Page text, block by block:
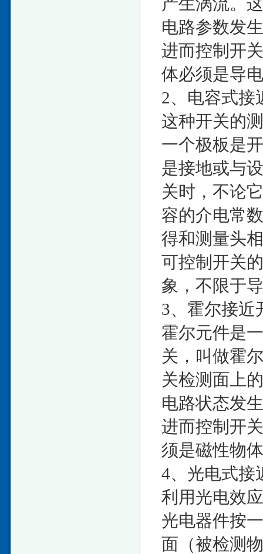
电路参数发
进而控制开
体必须是导
2、电容式接
这种开关的
一个极板是
是接地或与
关时，不论
容的介电常
得和测量头
可控制开关
象，不限于
3、霍尔接近
霍尔元件是
关，叫做霍
关检测面上
电路状态发
进而控制开
须是磁性物
4、光电式接
利用光电效
光电器件按
面（被检测